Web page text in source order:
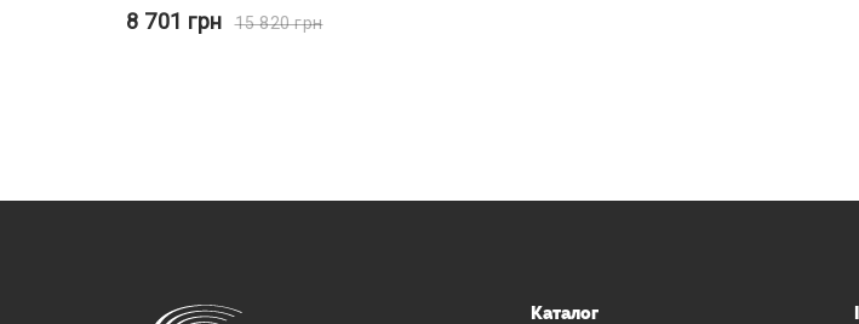
8 701 грн 15 820грн
Каталог